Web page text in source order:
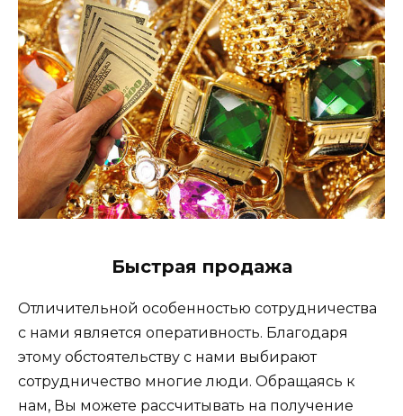
Быстрая продажа
Отличительной особенностью сотрудничества
с нами является оперативность. Благодаря
этому обстоятельству с нами выбирают
сотрудничество многие люди. Обращаясь к
нам, Вы можете рассчитывать на получение